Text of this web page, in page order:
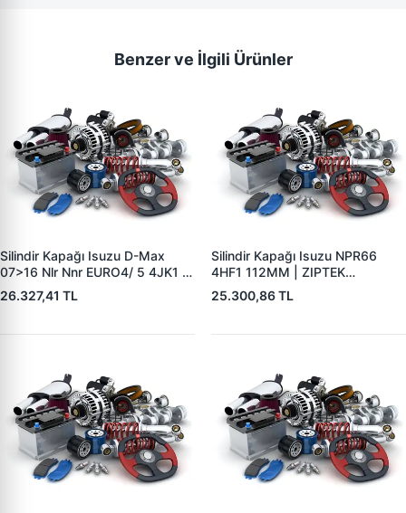
Benzer ve İlgili Ürünler
Silindir Kapağı Isuzu D-Max
07>16 Nlr Nnr EURO4/ 5 4JK1 |
ZIPTEK 8973559708 | OEM
8982230192 8982230191
8973559709
26.327,41 TL
Silindir Kapağı Isuzu NPR66
4HF1 112MM | ZIPTEK
8971865895 | OEM
8971865897 8971465202
8971865896
25.300,86 TL